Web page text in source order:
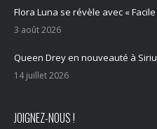
Flora Luna se révèle avec « Facile
3 août 2026
Queen Drey en nouveauté à
14 juillet 2026
JOIGNEZ-NOUS !